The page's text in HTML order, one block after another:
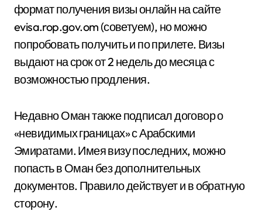
формат получения визы онлайн на сайте
evisa.rop.gov.om (советуем), но можно
попробовать получить и по прилете. Визы
выдают на срок от 2 недель до месяца с
возможностью продления.
Недавно Оман также подписал договор о
«невидимых границах» с Арабскими
Эмиратами. Имея визу последних, можно
попасть в Оман без дополнительных
документов. Правило действует и в обратную
сторону.